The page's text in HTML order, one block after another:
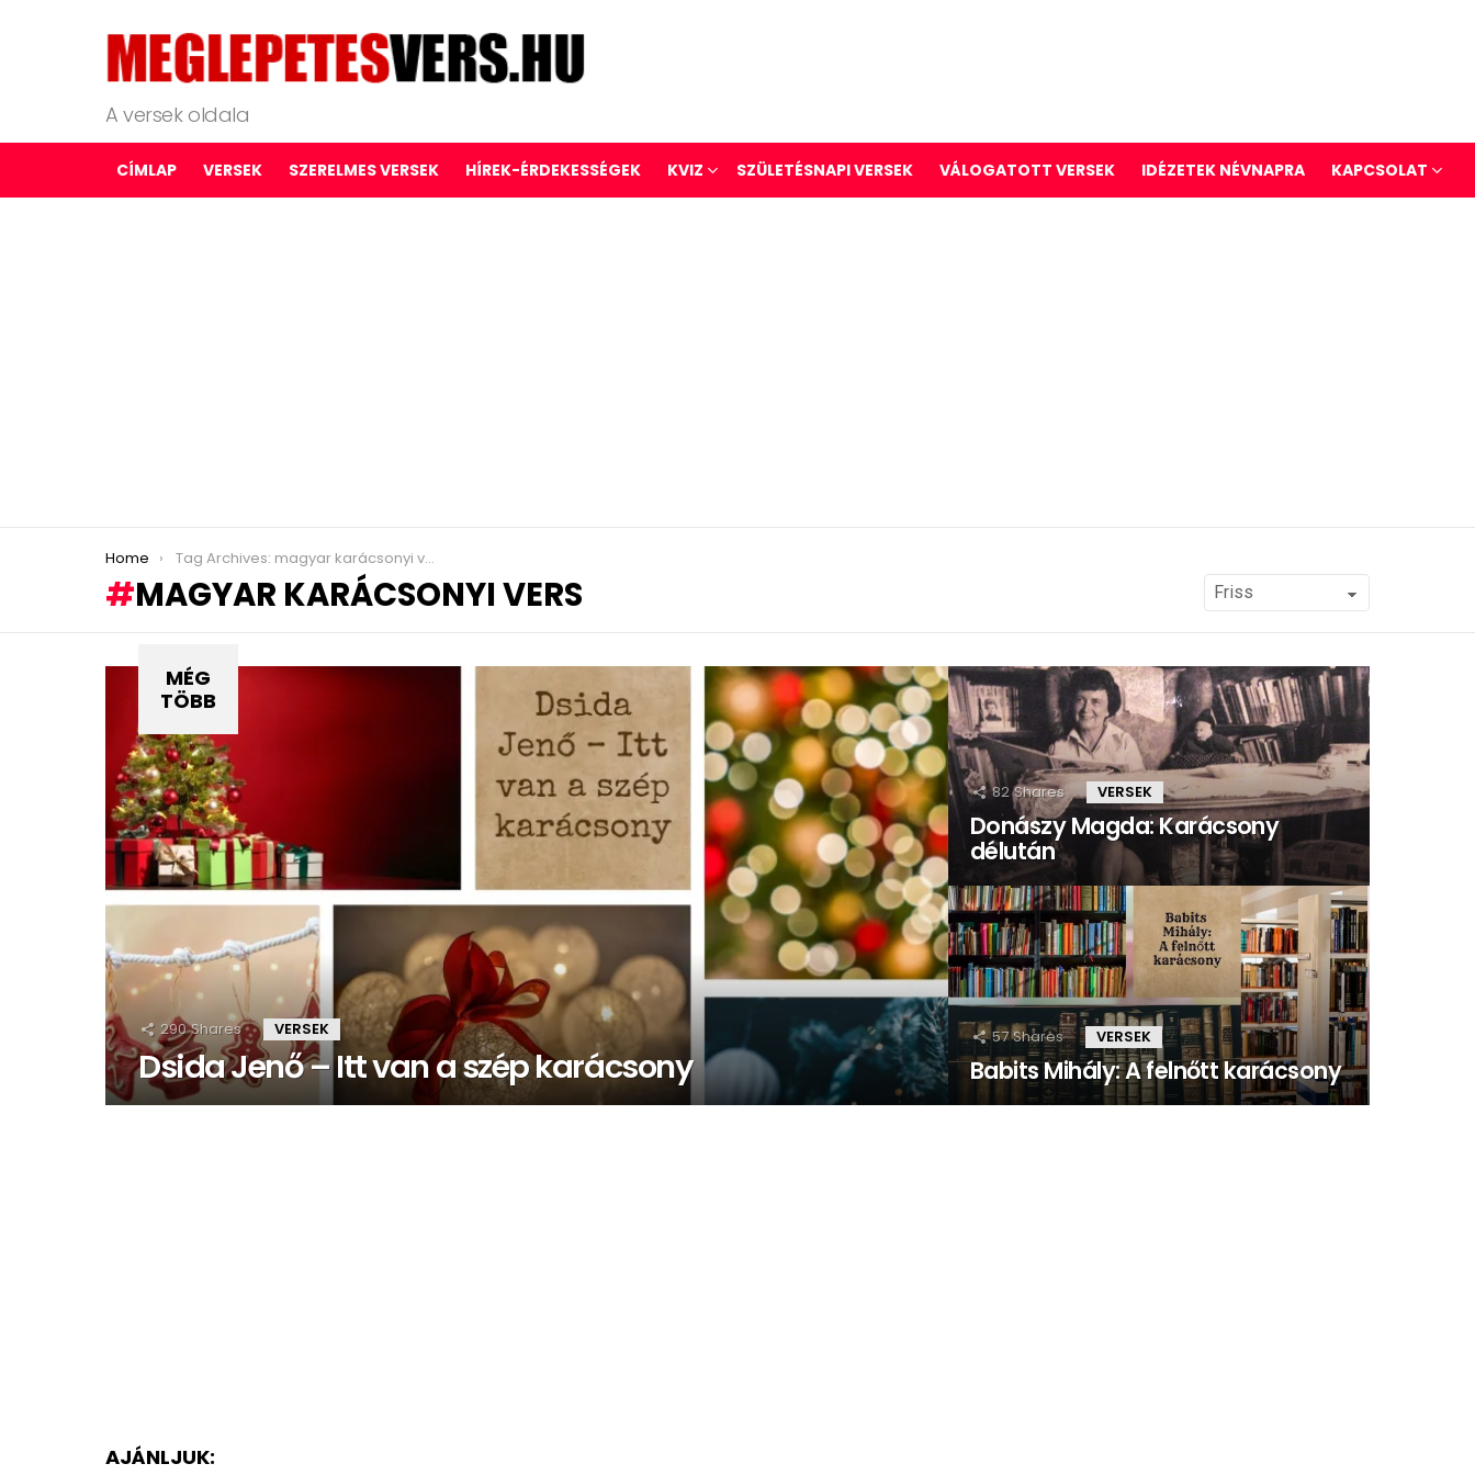
A versek oldala
CÍMLAP VERSEK SZERELMES VERSEK HÍREK-ÉRDEKESSÉGEK KVIZ SZÜLETÉSNAPI VERSEK VÁLOGATOTT VERSEK IDÉZETEK NÉVNAPRA KAPCSOLAT
You are here:
Home Tag Archives: magyar karácsonyi vers
MAGYAR KARÁCSONYI VERS
MÉG
TÖBB
290 Shares VERSEK
Dsida Jenő – Itt van a szép karácsony
82 Shares VERSEK
Donászy Magda: Karácsony
délután
57 Shares VERSEK
Babits Mihály: A felnőtt karácsony
AJÁNLJUK: